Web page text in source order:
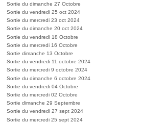
Sortie du dimanche 27 Octobre
Sortie du vendredi 25 oct 2024
Sortie du mercredi 23 oct 2024
Sortie du dimanche 20 oct 2024
Sortie du vendredi 18 Octobre
Sortie du mercredi 16 Octobre
Sortie dimanche 13 Octobre
Sortie du vendredi 11 octobre 2024
Sortie du mercredi 9 octobre 2024
Sortie du dimanche 6 octobre 2024
Sortie du vendredi 04 Octobre
Sortie du mercredi 02 Octobre
Sortie dimanche 29 Septembre
Sortie du vendredi 27 sept 2024
Sortie du mercredi 25 sept 2024